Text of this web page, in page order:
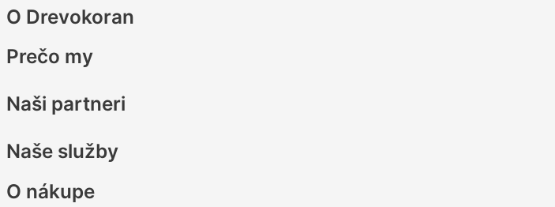
O Drevokoran
Prečo my
Naši partneri
Naše služby
O nákupe